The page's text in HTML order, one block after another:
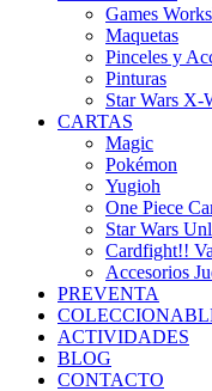
Games
Maquetas
Pinceles y
Pinturas
Star Wars X-
CARTAS
Magic
Pokémon
Yugioh
One Piece
Star Wars
Cardfight!!
Accesorios
PREVENTA
ACTIVIDADES
BLOG
CONTACTO